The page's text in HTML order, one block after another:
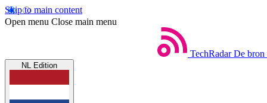
Skip to main content
Open menu Close main menu
TechRadar De bron
NL Edition